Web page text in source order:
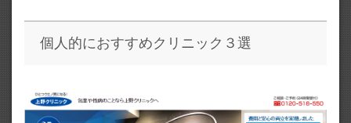
個人的におすすめクリニック３選